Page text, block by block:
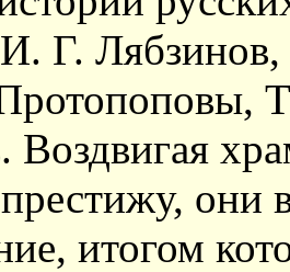
Г.
Воздвигая
они
итогом